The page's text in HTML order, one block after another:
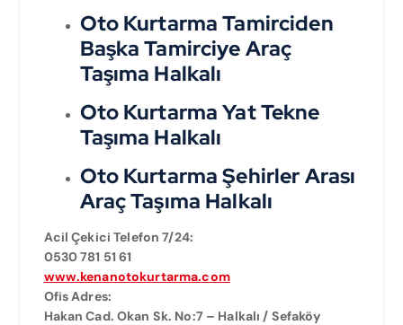
Oto Kurtarma Tamirciden
Başka Tamirciye Araç
Taşıma Halkalı
Oto Kurtarma Yat Tekne
Taşıma Halkalı
Oto Kurtarma Şehirler Arası
Araç Taşıma Halkalı
Acil Çekici Telefon 7/24:
0530 781 51 61
www.kenanotokurtarma.com
Ofis Adres:
Hakan Cad. Okan Sk. No:7 – Halkalı / Sefaköy